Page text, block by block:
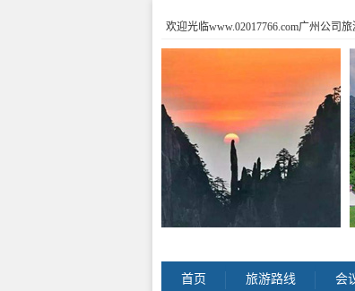
欢迎光临www.02017766.com广州公司
首页 旅游路线 会